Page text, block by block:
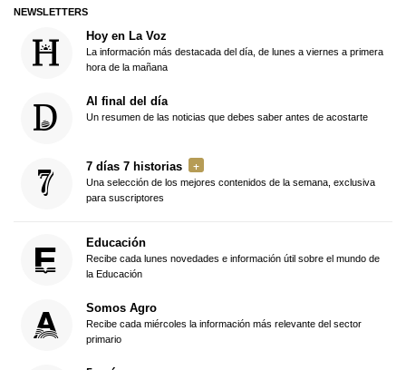
NEWSLETTERS
Hoy en La Voz
La información más destacada del día, de lunes a viernes a primera
hora de la mañana
Al final del día
Un resumen de las noticias que debes saber antes de acostarte
7 días 7 historias
Una selección de los mejores contenidos de la semana, exclusiva
para suscriptores
Educación
Recibe cada lunes novedades e información útil sobre el mundo de
la Educación
Somos Agro
Recibe cada miércoles la información más relevante del sector
primario